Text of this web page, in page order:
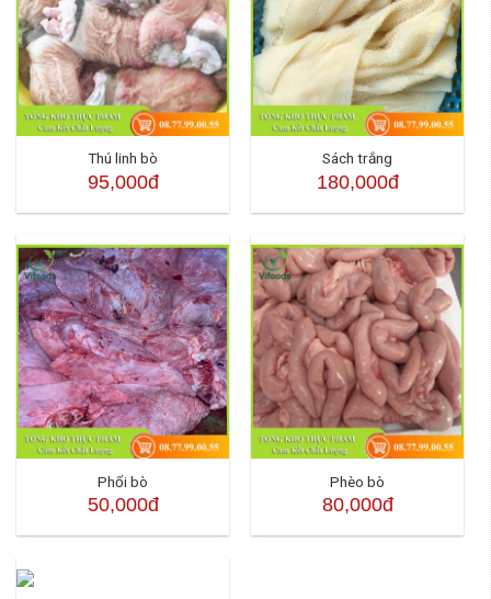
Thú linh bò
95,000đ
Sách trắng
180,000đ
Phổi bò
50,000đ
Phèo bò
80,000đ